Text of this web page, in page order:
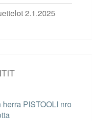
2.1.2025
PISTOOLI nro